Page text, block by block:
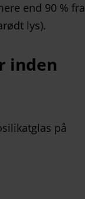
end 90 % fra
lys).
inden
på